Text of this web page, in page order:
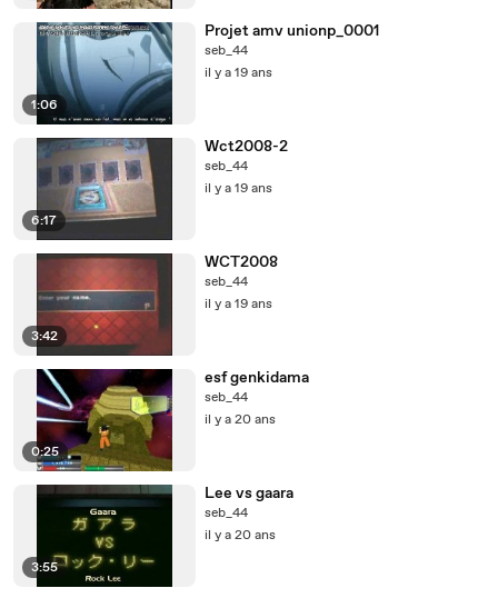
1:06
Projet amv unionp_0001
seb_44
il y a 19 ans
6:17
Wct2008-2
seb_44
il y a 19 ans
3:42
WCT2008
seb_44
il y a 19 ans
0:25
esf genkidama
seb_44
il y a 20 ans
3:55
Lee vs gaara
seb_44
il y a 20 ans